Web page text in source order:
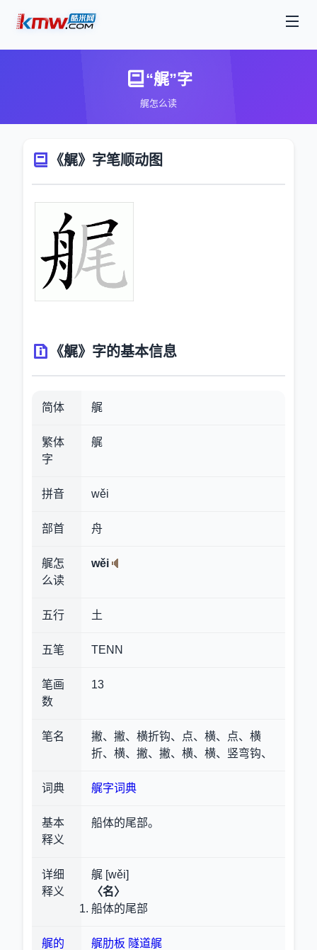
“艉”字
艉怎么读
《艉》字笔顺动图
《艉》字的基本信息
简体 艉
繁体
字
艉
拼音 wěi
部首 舟
艉怎
么读
wěi
五行 土
五笔 TENN
笔画
数
13
笔名
撇、撇、横折钩、点、横、点、横
折、横、撇、撇、横、横、竖弯钩、
词典 艉字词典
基本
释义
船体的尾部。
详细
释义
艉 [wěi]
〈名〉
船体的尾部
艉的
艉肋板 隧道艉